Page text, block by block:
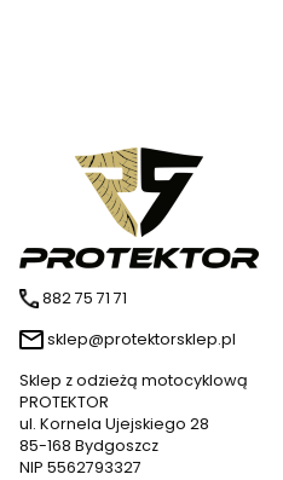
882 75 71 71
sklep@protektorsklep.pl
Sklep z odzieżą motocyklową
PROTEKTOR
ul. Kornela Ujejskiego 28
85-168 Bydgoszcz
NIP 5562793327